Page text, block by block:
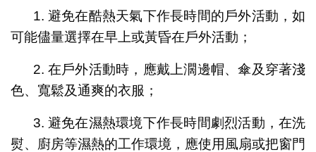
1. 避免在酷熱天氣下作長時間的戶外活動，如
可能儘量選擇在早上或黃昏在戶外活動；
2. 在戶外活動時，應戴上濶邊帽、傘及穿著淺
色、寬鬆及通爽的衣服；
3. 避免在濕熱環境下作長時間劇烈活動，在洗
熨、廚房等濕熱的工作環境，應使用風扇或把窗門